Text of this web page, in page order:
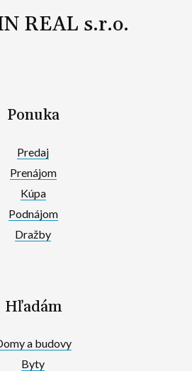
REAL s.r.o.
Ponuka
Predaj
Prenájom
Kúpa
Podnájom
Dražby
Hľadám
a budovy
Byty